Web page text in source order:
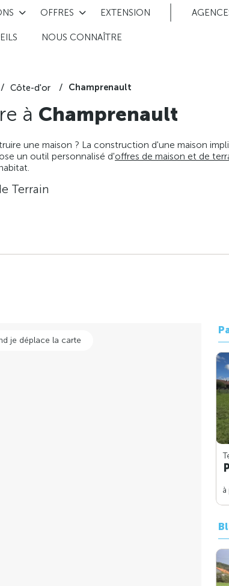
OFFRES EXTENSION
NOUS CONNAÎTRE
Côte-d'or Champrenault
à Champrenault
une maison ? La construction d'une maison
un outil personnalisé d'offres de maison et de
Terrain
je déplace la carte
à